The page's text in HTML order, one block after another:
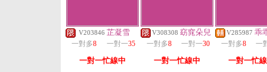
V203846 芷凝雪
一對多8 一對一35
一對一忙線中
V308308 窈窕朵兒
一對多8 一對一30
一對一忙線中
V285987 乖
一對多8 一
一對一忙